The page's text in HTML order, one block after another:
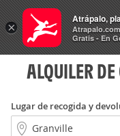
Rent
a Car
ALQUILER
Lugar de recogida y
×
Atrápalo,
Atrapalo.com
Gratis - En